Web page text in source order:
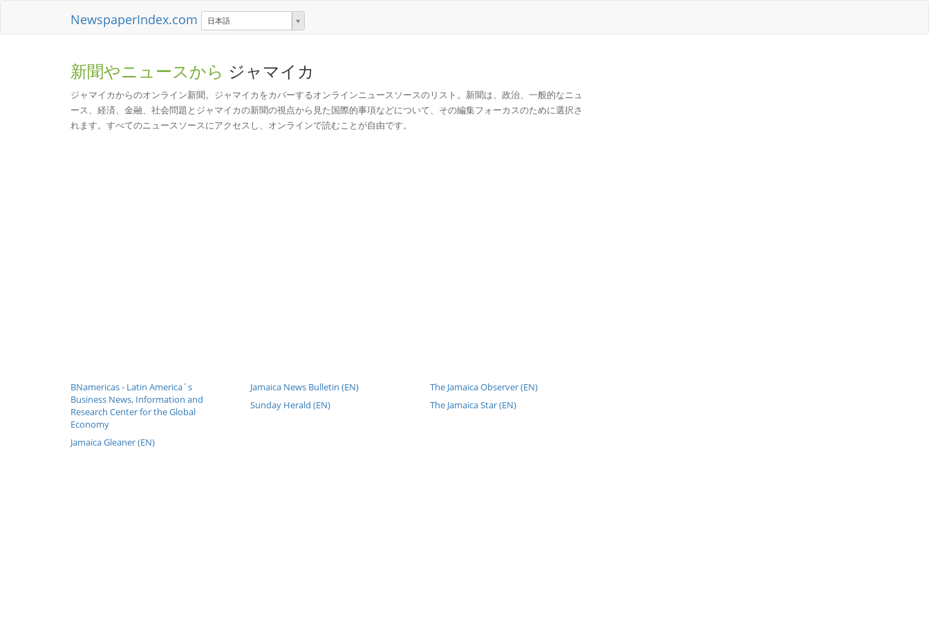
NewspaperIndex.com 日本語
新聞やニュースから ジャマイカ
ジャマイカからのオンライン新聞。ジャマイカをカバーするオンラインニュースソースのリスト。新聞は、政治、一般的なニュ
ース、経済、金融、社会問題とジャマイカの新聞の視点から見た国際的事項などについて、その編集フォーカスのために選択さ
れます。すべてのニュースソースにアクセスし、オンラインで読むことが自由です。
BNamericas - Latin America´s
Business News, Information and
Research Center for the Global
Economy
Jamaica Gleaner (EN)
Jamaica News Bulletin (EN)
Sunday Herald (EN)
The Jamaica Observer (EN)
The Jamaica Star (EN)